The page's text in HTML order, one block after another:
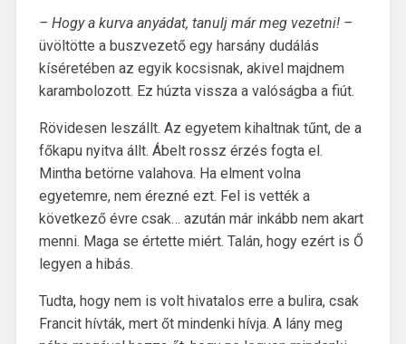
– Hogy a kurva anyádat, tanulj már meg vezetni! –
üvöltötte a buszvezető egy harsány dudálás
kíséretében az egyik kocsisnak, akivel majdnem
karambolozott. Ez húzta vissza a valóságba a fiút.
Rövidesen leszállt. Az egyetem kihaltnak tűnt, de a
főkapu nyitva állt. Ábelt rossz érzés fogta el.
Mintha betörne valahova. Ha elment volna
egyetemre, nem érezné ezt. Fel is vették a
következő évre csak… azután már inkább nem akart
menni. Maga se értette miért. Talán, hogy ezért is Ő
legyen a hibás.
Tudta, hogy nem is volt hivatalos erre a bulira, csak
Francit hívták, mert őt mindenki hívja. A lány meg